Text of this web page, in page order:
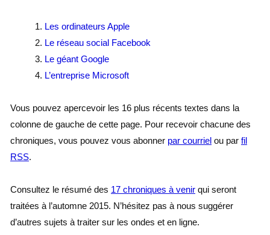
Les ordinateurs Apple
Le réseau social Facebook
Le géant Google
L’entreprise Microsoft
Vous pouvez apercevoir les 16 plus récents textes dans la
colonne de gauche de cette page. Pour recevoir chacune des
chroniques, vous pouvez vous abonner par courriel ou par fil
RSS.
Consultez le résumé des 17 chroniques à venir qui seront
traitées à l’automne 2015. N’hésitez pas à nous suggérer
d’autres sujets à traiter sur les ondes et en ligne.